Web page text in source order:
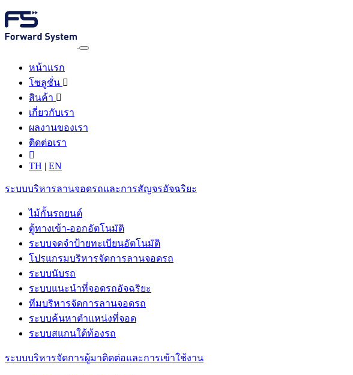
หน้าแรก
โซลูชั่น
สินค้า
เกี่ยวกับเรา
ผลงานของเรา
ติดต่อเรา
TH | EN
ระบบบริหารลานจอดรถและการสัญจรอัจฉริยะ
ไม้กั้นรถยนต์
ตู้ทางเข้า-ออกอัตโนมัติ
ระบบจดจำป้ายทะเบียนอัตโนมัติ
โปรแกรมบริหารจัดการลานจอดรถ
ระบบนับรถ
ระบบแนะนำที่จอดรถอัจฉริยะ
ทีมบริหารจัดการลานจอดรถ
ระบบค้นหาตำแหน่งที่จอด
ระบบสแกนใต้ท้องรถ
ระบบบริหารจัดการผู้มาติดต่อและการเข้าใช้งาน